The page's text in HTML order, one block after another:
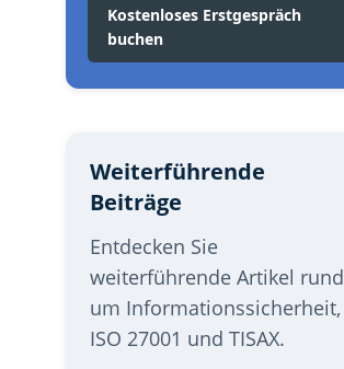
Kostenloses Erstgespräch
buchen
Weiterführende
Beiträge
Entdecken Sie
weiterführende Artikel rund
um Informationssicherheit,
ISO 27001 und TISAX.